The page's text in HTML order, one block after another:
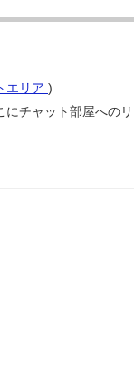
エリア )
チャット部屋への